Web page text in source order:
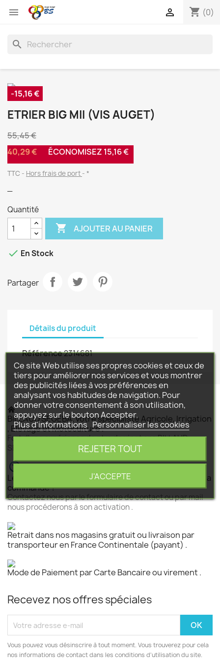
 shopping_cart (0)

search
-15,16 €
ETRIER BIG MII (VIS AUGET)
55,45 €
40,29 €
ÉCONOMISEZ 15,16 €
TTC Hors frais de port *
Quantité
 AJOUTER AU PANIER
 En Stock
Partager
Détails du produit
Référence2314681
BILLAUD SEGEBA, votre spécialiste Agricole, Irrigation
, Elevage et Motoculture .
Fort d'une expérience de plus de vingt ans BILLAUD
SEGEBA vous accompagne dans tous vos projets .
Le produit est disponible mais n 'est pas activé pour la
commande ?
Contactez nous par le formulaire de contact ou par mail
nous procéderons à son activation .
Retrait dans nos magasins gratuit ou livraison par
transporteur en France Continentale (payant) .
Mode de Paiement par Carte Bancaire ou virement .
Recevez nos offres spéciales
Vous pouvez vous désinscrire à tout moment. Vous trouverez pour cela
nos informations de contact dans les conditions d'utilisation du site.
Ce site Web utilise ses propres cookies et ceux de
tiers pour améliorer nos services et vous montrer
des publicités liées à vos préférences en
analysant vos habitudes de navigation. Pour
donner votre consentement à son utilisation,
appuyez sur le bouton Accepter.
Plus d'informations Personnaliser les cookies
REJETER TOUT
J'ACCEPTE